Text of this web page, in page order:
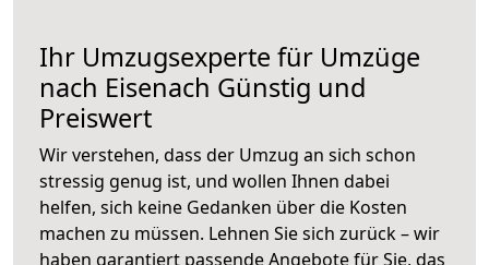
Ihr Umzugsexperte für Umzüge
nach Eisenach Günstig und
Preiswert
Wir verstehen, dass der Umzug an sich schon
stressig genug ist, und wollen Ihnen dabei
helfen, sich keine Gedanken über die Kosten
machen zu müssen. Lehnen Sie sich zurück – wir
haben garantiert passende Angebote für Sie, das